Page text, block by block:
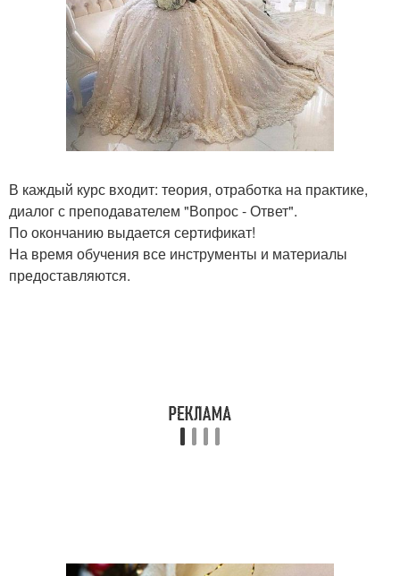
В каждый курс входит: теория, отработка на практике,
диалог с преподавателем "Вопрос - Ответ".
По окончанию выдается сертификат!
На время обучения все инструменты и материалы
предоставляются.